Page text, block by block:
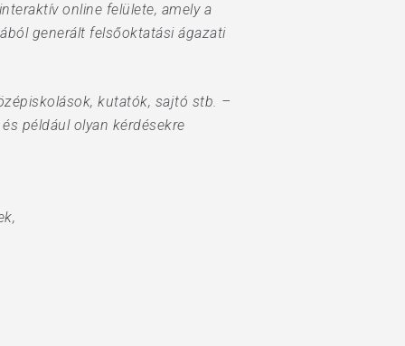
online felülete, amely a
generált felsőoktatási ágazati
kutatók, sajtó stb. –
például olyan kérdésekre